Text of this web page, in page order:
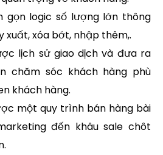
gọn logic số lượng lớn thông
xuất, xóa bớt, nhập thêm,.
lịch sử giao dịch và đưa ra
chăm sóc khách hàng phù
khách hàng.
một quy trình bán hàng bài
đến khâu sale chôt